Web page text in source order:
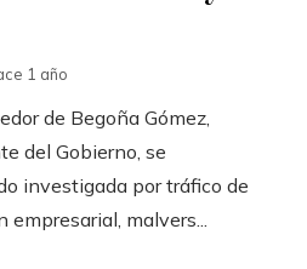
1 año
de Begoña Gómez,
del Gobierno, se
investigada por tráfico de
empresarial, malvers...